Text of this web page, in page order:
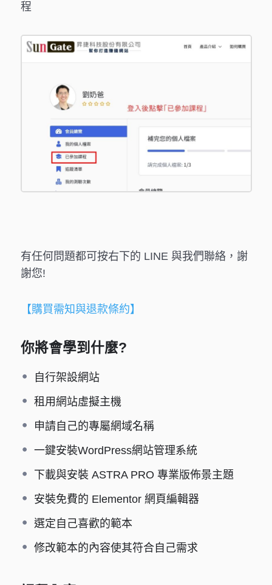
程
有任何問題都可按右下的 LINE 與我們聯絡，謝
謝您!
【購買需知與退款條約】
你將會學到什麼?
自行架設網站
租用網站虛擬主機
申請自己的專屬網域名稱
一鍵安裝WordPress網站管理系統
下載與安裝 ASTRA PRO 專業版佈景主題
安裝免費的 Elementor 網頁編輯器
選定自己喜歡的範本
修改範本的內容使其符合自己需求